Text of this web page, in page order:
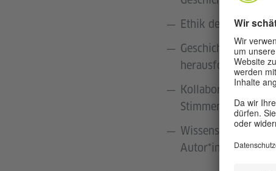
Ethik des
herausfordert und
Kollaborative
Stimmen in der
Wissensaustausch
Autor*innen